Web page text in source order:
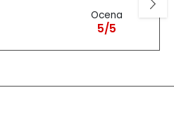
Ocena
5/5